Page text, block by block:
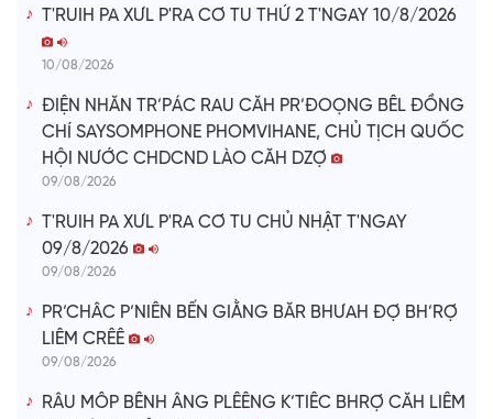
T'RUIH PA XƯL P'RA CƠ TU THỨ 2 T'NGAY 10/8/2026
10/08/2026
ĐIỆN NHĂN TR’PÁC RAU CĂH PR’ĐOỌNG BÊL ĐỒNG
CHÍ SAYSOMPHONE PHOMVIHANE, CHỦ TỊCH QUỐC
HỘI NƯỚC CHDCND LÀO CĂH DZỢ
09/08/2026
T'RUIH PA XƯL P'RA CƠ TU CHỦ NHẬT T'NGAY
09/8/2026
09/08/2026
PR’CHÂC P’NIÊN BẾN GIẰNG BĂR BHƯAH ĐỢ BH’RỢ
LIÊM CRÊÊ
09/08/2026
RÂU MÔP BÊNH ÂNG PLÊÊNG K’TIÊC BHRỢ CĂH LIÊM